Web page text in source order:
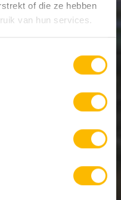
of die ze hebben
van hun services.